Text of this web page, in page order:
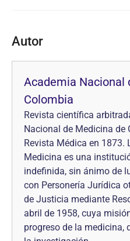
Autor
Academia Nacional
Colombia
Revista científica
Nacional de Medicina de
Revista Médica en 1873.
Medicina es una
indefinida, sin ánimo de
con Personería Jurídica
de Justicia mediante
abril de 1958, cuya
progreso de la medicina,